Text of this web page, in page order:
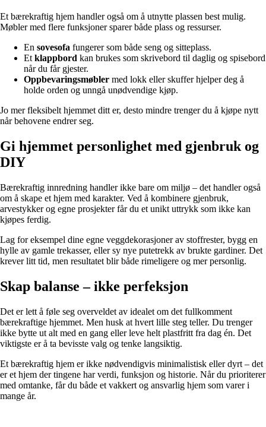
Et bærekraftig hjem handler også om å utnytte plassen best mulig.
Møbler med flere funksjoner sparer både plass og ressurser.
En sovesofa fungerer som både seng og sitteplass.
Et klappbord kan brukes som skrivebord til daglig og spisebord
når du får gjester.
Oppbevaringsmøbler med lokk eller skuffer hjelper deg å
holde orden og unngå unødvendige kjøp.
Jo mer fleksibelt hjemmet ditt er, desto mindre trenger du å kjøpe nytt
når behovene endrer seg.
Gi hjemmet personlighet med gjenbruk og
DIY
Bærekraftig innredning handler ikke bare om miljø – det handler også
om å skape et hjem med karakter. Ved å kombinere gjenbruk,
arvestykker og egne prosjekter får du et unikt uttrykk som ikke kan
kjøpes ferdig.
Lag for eksempel dine egne veggdekorasjoner av stoffrester, bygg en
hylle av gamle trekasser, eller sy nye putetrekk av brukte gardiner. Det
krever litt tid, men resultatet blir både rimeligere og mer personlig.
Skap balanse – ikke perfeksjon
Det er lett å føle seg overveldet av idealet om det fullkomment
bærekraftige hjemmet. Men husk at hvert lille steg teller. Du trenger
ikke bytte ut alt med en gang eller leve helt plastfritt fra dag én. Det
viktigste er å ta bevisste valg og tenke langsiktig.
Et bærekraftig hjem er ikke nødvendigvis minimalistisk eller dyrt – det
er et hjem der tingene har verdi, funksjon og historie. Når du prioriterer
med omtanke, får du både et vakkert og ansvarlig hjem som varer i
mange år.